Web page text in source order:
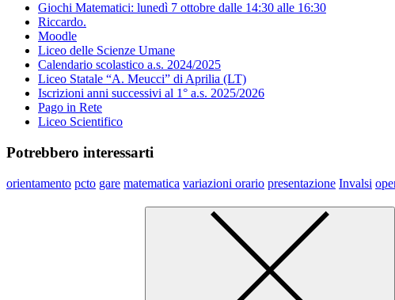
Giochi Matematici: lunedì 7 ottobre dalle 14:30 alle 16:30
Riccardo.
Moodle
Liceo delle Scienze Umane
Calendario scolastico a.s. 2024/2025
Liceo Statale “A. Meucci” di Aprilia (LT)
Iscrizioni anni successivi al 1° a.s. 2025/2026
Pago in Rete
Liceo Scientifico
Potrebbero interessarti
orientamento pcto gare matematica variazioni orario presentazione Invalsi